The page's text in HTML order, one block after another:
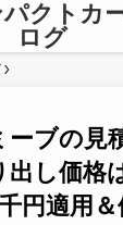
クトカ
ログ
ーブの見
出し価格
円適用